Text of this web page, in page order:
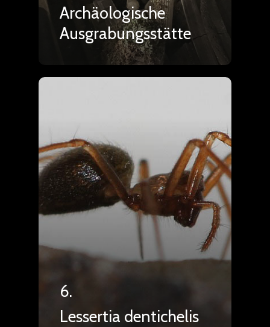
Archäologische
Ausgrabungsstätte
6.
Lessertia dentichelis